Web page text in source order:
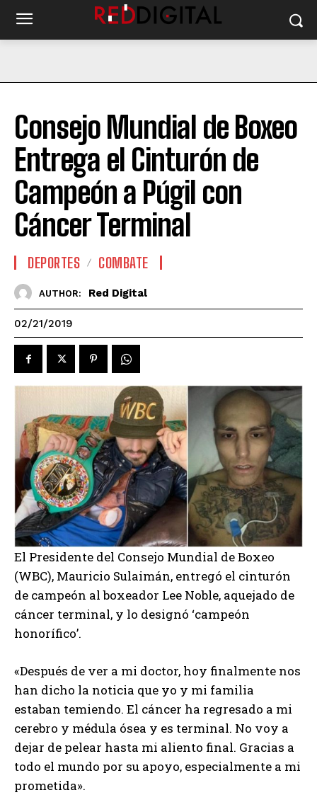
Consejo Mundial de Boxeo
Entrega el Cinturón de
Campeón a Púgil con
Cáncer Terminal
DEPORTES COMBATE
AUTHOR: Red Digital
02/21/2019
El Presidente del Consejo Mundial de Boxeo
(WBC), Mauricio Sulaimán, entregó el cinturón
de campeón al boxeador Lee Noble, aquejado de
cáncer terminal, y lo designó ‘campeón
honorífico’.
«Después de ver a mi doctor, hoy finalmente nos
han dicho la noticia que yo y mi familia
estaban temiendo. El cáncer ha regresado a mi
cerebro y médula ósea y es terminal. No voy a
dejar de pelear hasta mi aliento final. Gracias a
todo el mundo por su apoyo, especialmente a mi
prometida».